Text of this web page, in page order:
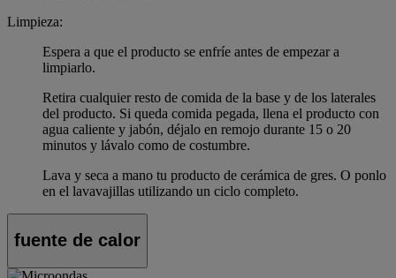
Limpieza:
Espera a que el producto se enfríe antes de empezar a
limpiarlo.
Retira cualquier resto de comida de la base y de los laterales
del producto. Si queda comida pegada, llena el producto con
agua caliente y jabón, déjalo en remojo durante 15 o 20
minutos y lávalo como de costumbre.
Lava y seca a mano tu producto de cerámica de gres. O ponlo
en el lavavajillas utilizando un ciclo completo.
fuente de calor